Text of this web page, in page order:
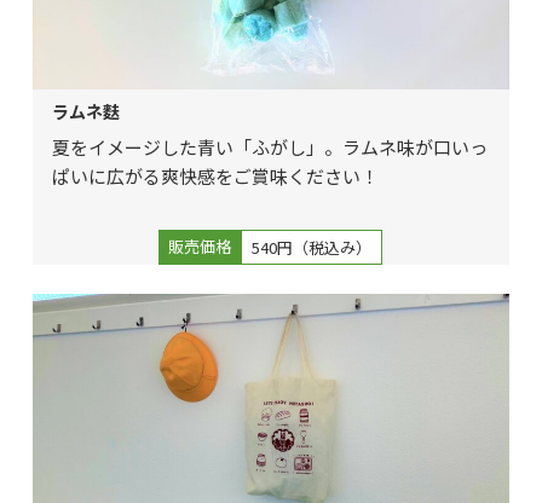
ラムネ麩
夏をイメージした青い「ふがし」。ラムネ味が口いっ
ぱいに広がる爽快感をご賞味ください！
販売価格 540円（税込み）